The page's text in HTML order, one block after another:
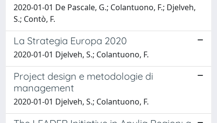
2020-01-01 De Pascale, G.; Colantuono, F.; Djelveh,
S.; Contò, F.
La Strategia Europa 2020
2020-01-01 Djelveh, S.; Colantuono, F.
Project design e metodologie di
management
2020-01-01 Djelveh, S.; Colantuono, F.